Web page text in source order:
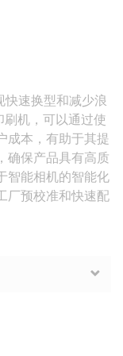
速换型和减少浪
机，可以通过使
成本，有助于其提
确保产品具有高质
智能相机的智能化
厂预校准和快速配